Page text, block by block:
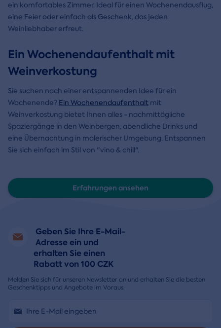
ein komfortables Zimmer. Ideal für einen Wochenendausflug,
eine Feier oder einfach als Geschenk, das jeden
Weinliebhaber erfreut.
Ein Wochenendaufenthalt mit
Weinverkostung
Sie suchen nach einer entspannenden Idee für ein
Wochenende? Ein Wochenendaufenthalt mit
Weinverkostung bietet Ihnen alles - nachmittägliche
Spaziergänge in den Weinbergen, abendliche Drinks und
eine Übernachtung in malerischer Umgebung. Entspannen
Sie sich einfach im Stil von "vino & chill".
Erfahrungen ansehen
Geben Sie Ihre E-Mail-
Adresse ein und
erhalten Sie einen
Rabatt von 100 CZK
Melden Sie sich für unseren Newsletter an und erhalten Sie die besten
Geschenktipps und Angebote im Voraus.